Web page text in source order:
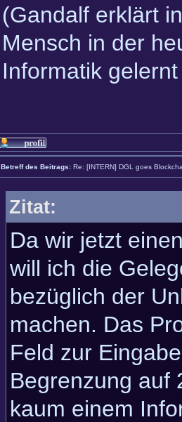
(Gandalf erklärt
Mensch in der
Informatik
Betreff des Beitrags: Re: [INTERN] DGL goes
Zitat:
Da wir jetzt
will ich die
bezüglich der
machen. Das
Feld zur
Begrenzung auf
kaum einem